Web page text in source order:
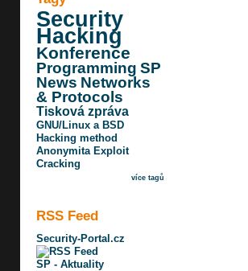
Security
Hacking
Konference
Programming SP
News Networks
& Protocols
Tisková zpráva
GNU/Linux a BSD
Hacking method
Anonymita Exploit
Cracking
více tagů
RSS Feed
Security-Portal.cz
SP - Aktuality